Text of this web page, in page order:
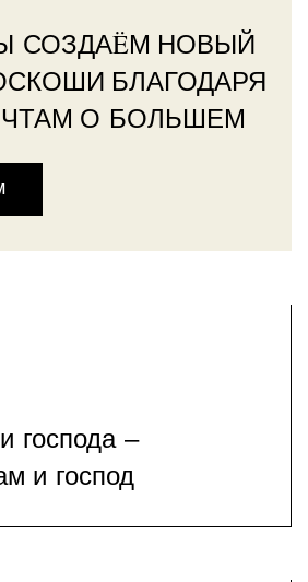
СОЗДАËМ НОВЫЙ
БЛАГОДАРЯ
О БОЛЬШЕМ
господа ‒
и господ